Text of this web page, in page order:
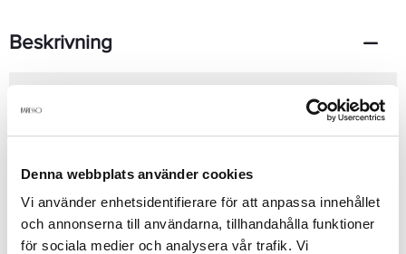
Denna webbplats använder cookies
Vi använder enhetsidentifierare för att anpassa innehållet
och annonserna till användarna, tillhandahålla funktioner
för sociala medier och analysera vår trafik. Vi
Beskrivning
fotvårdsprodukter skapades som ett resultat av hennes arbete
handflatorna före användning. För bästa resultat använd baslack
och överlack från Deborah Lippmann. Ingår i Celeb. Skapad med
Mary J. Blige. Färg: Sultry golden caramel (opaque pearl).
Innehåll: 15 ml
Se mer